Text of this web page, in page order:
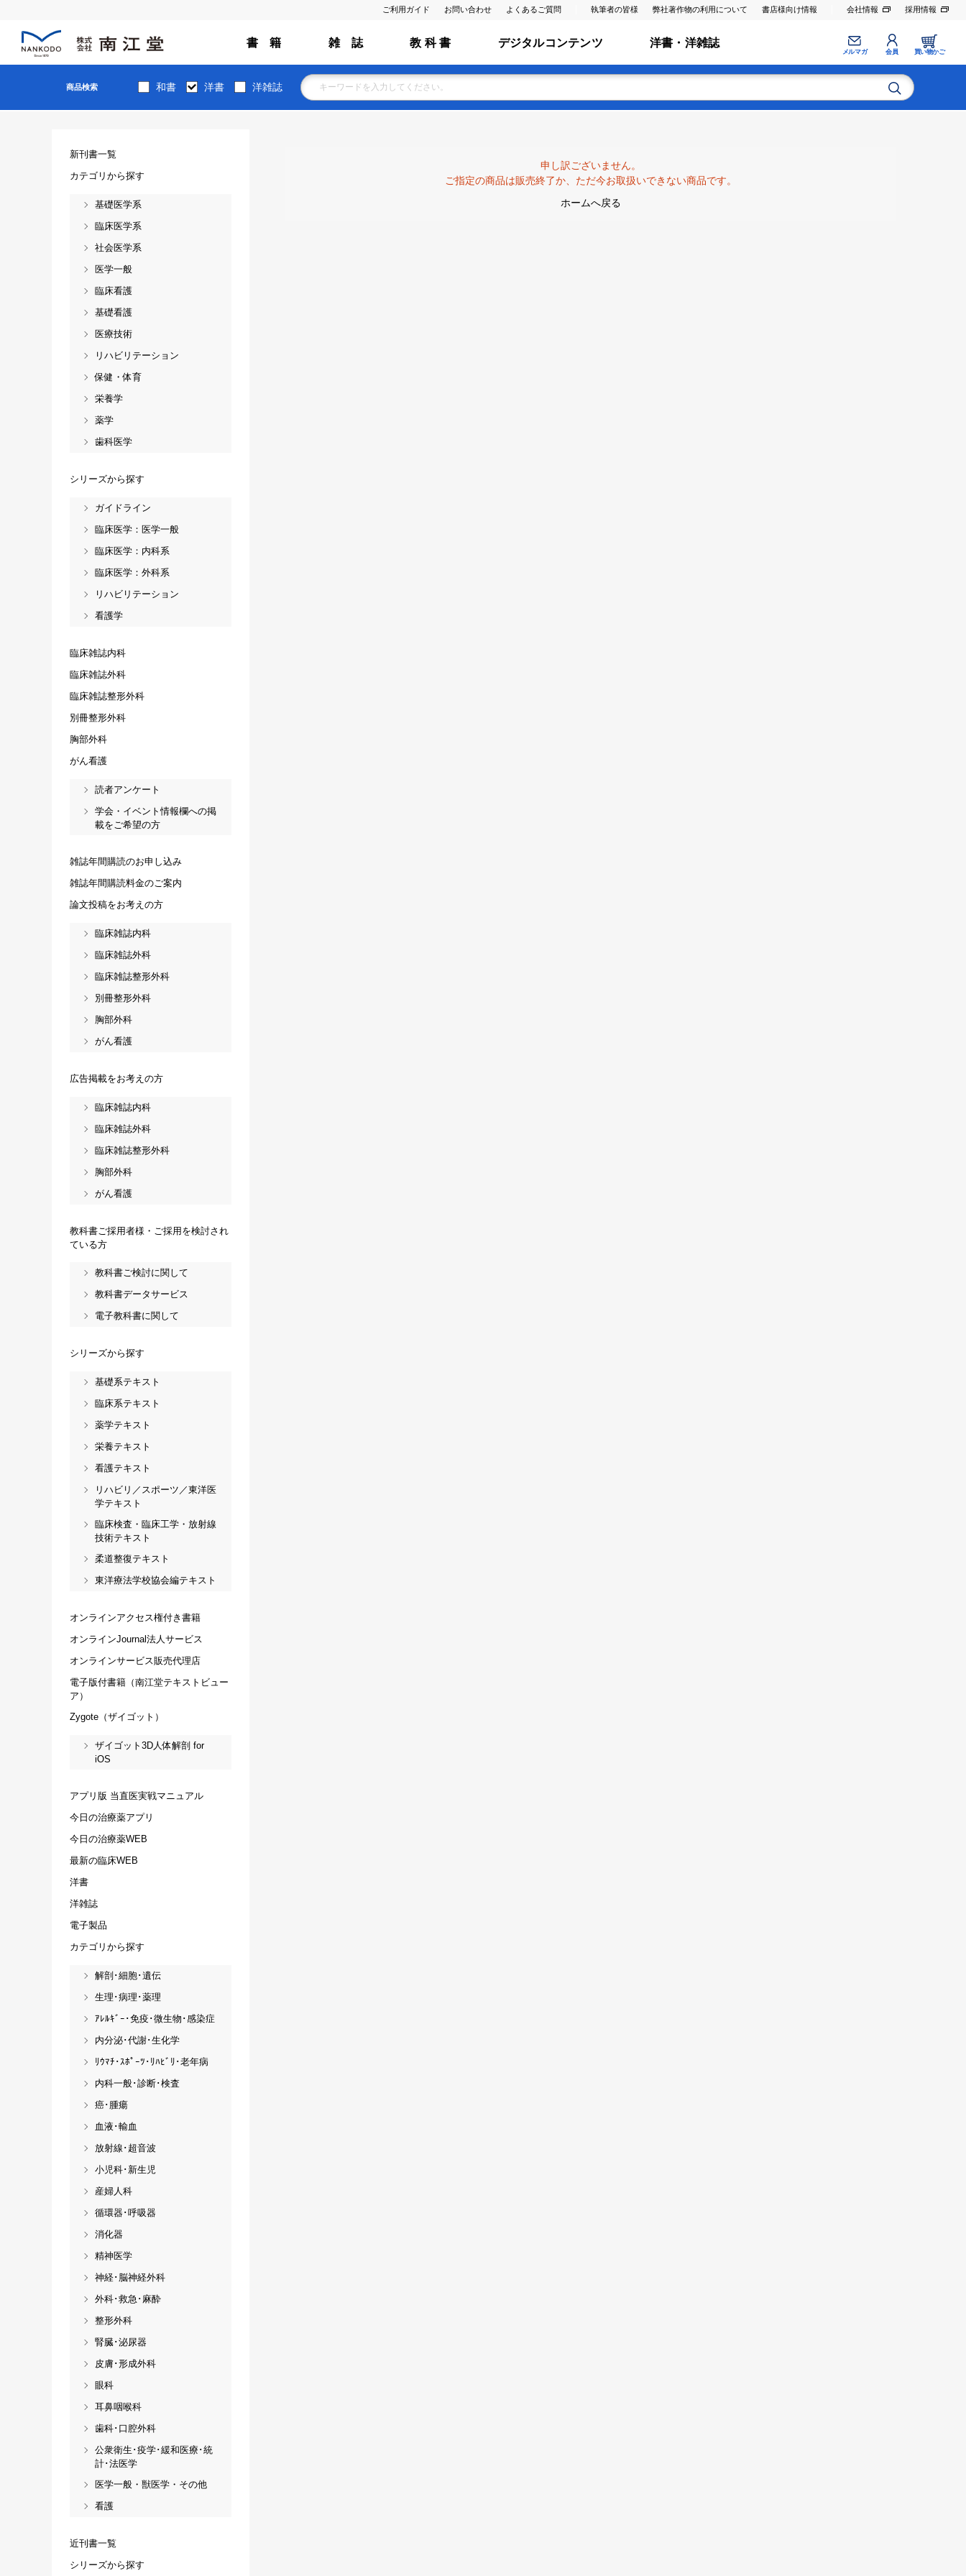
ご利用ガイド お問い合わせ よくあるご質問 執筆者の皆様 弊社著作物の利用について 書店様向け情報 会社情報 採用情報
書 籍 雑 誌 教 科 書 デジタルコンテンツ 洋書・洋雑誌
メルマガ 会員 買い物かご
商品検索 和書 洋書 洋雑誌
申し訳ございません。
ご指定の商品は販売終了か、ただ今お取扱いできない商品です。
ホームへ戻る
新刊書一覧
カテゴリから探す
基礎医学系
臨床医学系
社会医学系
医学一般
臨床看護
基礎看護
医療技術
リハビリテーション
保健・体育
栄養学
薬学
歯科医学
シリーズから探す
ガイドライン
臨床医学：医学一般
臨床医学：内科系
臨床医学：外科系
リハビリテーション
看護学
臨床雑誌内科
臨床雑誌外科
臨床雑誌整形外科
別冊整形外科
胸部外科
がん看護
読者アンケート
学会・イベント情報欄への掲
載をご希望の方
雑誌年間購読のお申し込み
雑誌年間購読料金のご案内
論文投稿をお考えの方
臨床雑誌内科
臨床雑誌外科
臨床雑誌整形外科
別冊整形外科
胸部外科
がん看護
広告掲載をお考えの方
臨床雑誌内科
臨床雑誌外科
臨床雑誌整形外科
胸部外科
がん看護
教科書ご採用者様・ご採用を検討され
ている方
教科書ご検討に関して
教科書データサービス
電子教科書に関して
シリーズから探す
基礎系テキスト
臨床系テキスト
薬学テキスト
栄養テキスト
看護テキスト
リハビリ／スポーツ／東洋医
学テキスト
臨床検査・臨床工学・放射線
技術テキスト
柔道整復テキスト
東洋療法学校協会編テキスト
オンラインアクセス権付き書籍
オンラインJournal法人サービス
オンラインサービス販売代理店
電子版付書籍（南江堂テキストビュー
ア）
Zygote（ザイゴット）
ザイゴット3D人体解剖 for
iOS
アプリ版 当直医実戦マニュアル
今日の治療薬アプリ
今日の治療薬WEB
最新の臨床WEB
洋書
洋雑誌
電子製品
カテゴリから探す
解剖･細胞･遺伝
生理･病理･薬理
ｱﾚﾙｷﾞｰ･免疫･微生物･感染症
内分泌･代謝･生化学
ﾘｳﾏﾁ･ｽﾎﾟｰﾂ･ﾘﾊﾋﾞﾘ･老年病
内科一般･診断･検査
癌･腫瘍
血液･輸血
放射線･超音波
小児科･新生児
産婦人科
循環器･呼吸器
消化器
精神医学
神経･脳神経外科
外科･救急･麻酔
整形外科
腎臓･泌尿器
皮膚･形成外科
眼科
耳鼻咽喉科
歯科･口腔外科
公衆衛生･疫学･緩和医療･統
計･法医学
医学一般・獣医学・その他
看護
近刊書一覧
シリーズから探す